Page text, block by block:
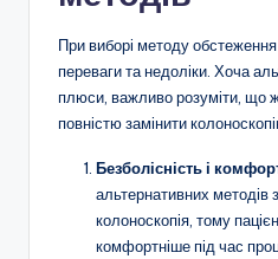
При виборі методу
переваги та недоліки. Хоча
плюси, важливо розуміти, що
повністю замінити
Безболісність і
альтернативних методів
колоноскопія, тому
комфортніше під час